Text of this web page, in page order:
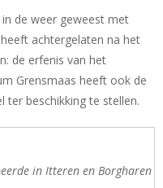
de weer geweest met
achtergelaten na het
de erfenis van het
Grensmaas heeft ook de
ter beschikking te stellen.
in Itteren en Borgharen